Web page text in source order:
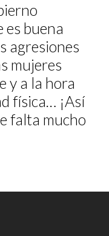
es buena
agresiones
mujeres
y a la hora
física… ¡Así
falta mucho